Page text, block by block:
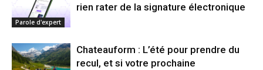
Parole d'expert
rien rater de la signature électronique
Chateauform : L’été pour prendre du
recul, et si votre prochaine